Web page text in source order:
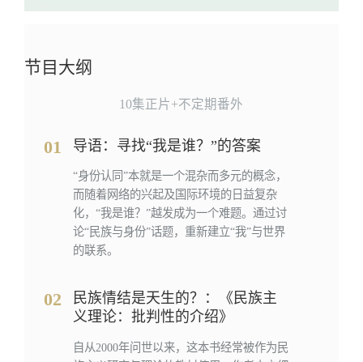
节目大纲
10集正片+不定期番外
01 导语：寻找“我是谁？”的答案
“身份认同”本就是一个混杂而多元的概念，
而随着网络的兴起及国际环境的日益复杂
化，“我是谁？”越发成为一个难题。通过讨
论“民族与身份”话题，重新建立“我”与世界
的联系。
02
民族情结是天生的？：《民族主
义理论：批判性的介绍》
自从2000年问世以来，这本书经常被作为民